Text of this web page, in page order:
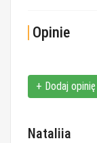
Opinie
+ Dodaj opinię
Nataliia